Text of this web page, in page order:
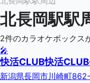
北長岡駅駅
2件のカラオケボックス
🎤
快活CLUB快活
新潟県長岡市川崎町